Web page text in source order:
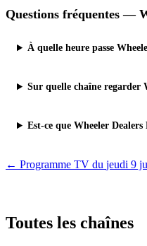
Questions fréquentes —
À quelle heure passe
Sur quelle chaîne regarder
Est-ce que Wheeler
← Programme TV du jeudi 9
Toutes les chaînes